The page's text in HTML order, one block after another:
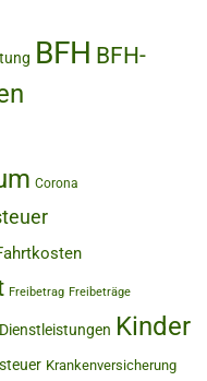
BFH BFH-
Corona
Freibetrag Freibeträge
Kinder
Krankenversicherung